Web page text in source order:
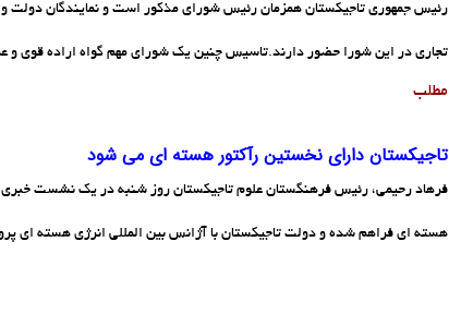
رئیس جمهوری تاجیکستان همزمان رئیس شورای مذکور است و نمایندگان
تجاری در این شورا حضور دارند.تاسیس چنین یک شورای مهم گواه اراده قوی
مطلب
تاجیکستان دارای نخستین رآکتور هسته ای می شود
​فرهاد رحیمی، رئیس فرهنگستان علوم تاجیکستان روز شنبه در یک نشست خبری
هسته ای فراهم شده و دولت تاجیکستان با آژانس بین المللی انرژی هسته ای